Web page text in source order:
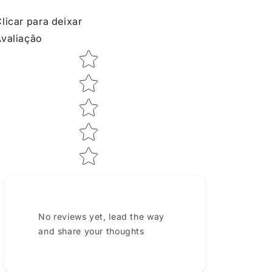
para deixar
Star rating
No reviews yet, lead the way
and share your thoughts